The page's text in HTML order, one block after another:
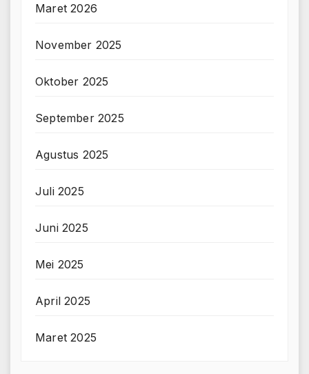
Maret 2026
November 2025
Oktober 2025
September 2025
Agustus 2025
Juli 2025
Juni 2025
Mei 2025
April 2025
Maret 2025